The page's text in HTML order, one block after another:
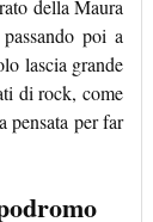
della Maura
poi a
lascia grande
di rock, come
pensata per far